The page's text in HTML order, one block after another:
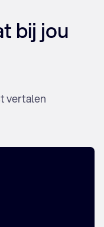
bij jou
vertalen